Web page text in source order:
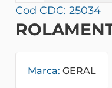
Cod CDC: 25034
Marca: GERAL